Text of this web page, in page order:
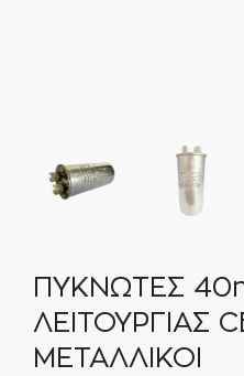
ΠΥΚΝΩΤΕΣ
ΛΕΙΤΟΥΡΓΙΑΣ
ΜΕΤΑΛΛΙΚΟΙ